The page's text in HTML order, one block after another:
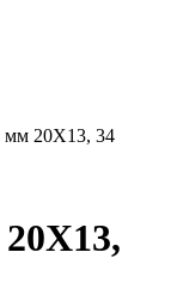
20Х13, 34